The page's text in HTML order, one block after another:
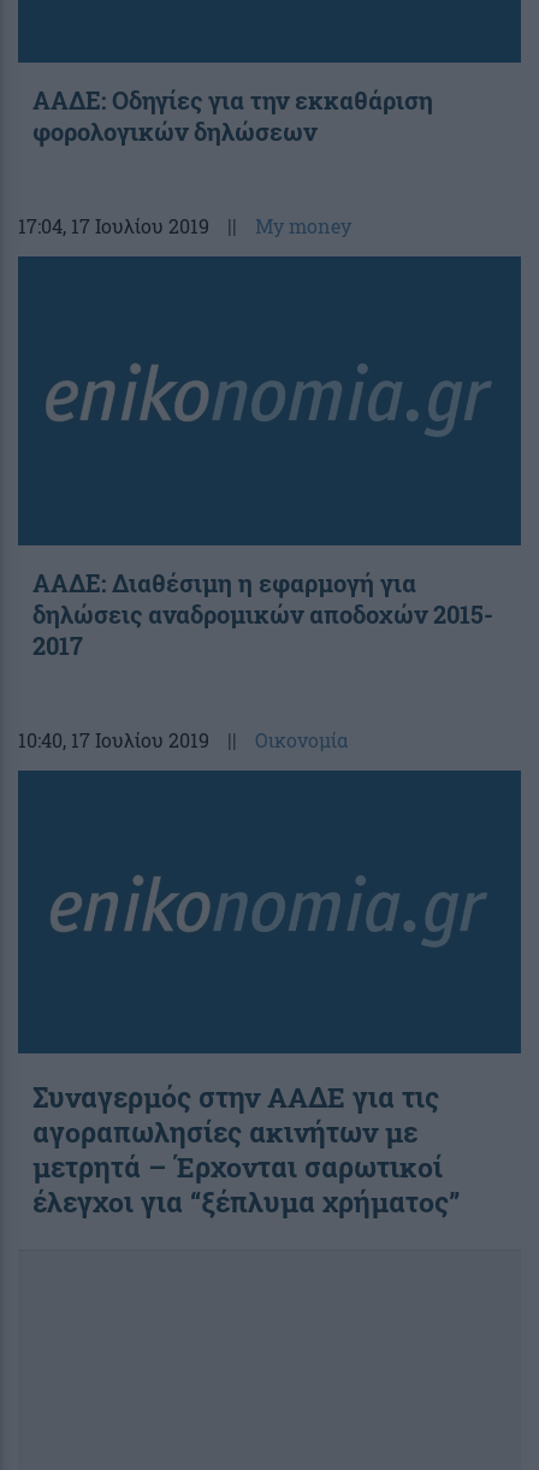
ΑΑΔΕ: Οδηγίες για την εκκαθάριση
φορολογικών δηλώσεων
17:04, 17 Ιουλίου 2019 || My money
ΑΑΔΕ: Διαθέσιμη η εφαρμογή για
δηλώσεις αναδρομικών αποδοχών 2015-
2017
10:40, 17 Ιουλίου 2019 || Οικονομία
Συναγερμός στην ΑΑΔΕ για τις
αγοραπωλησίες ακινήτων με
μετρητά – Έρχονται σαρωτικοί
έλεγχοι για “ξέπλυμα χρήματος”